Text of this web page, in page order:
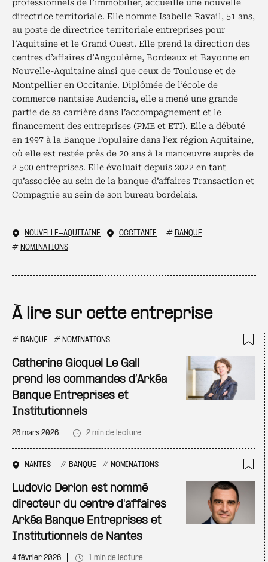
professionnels de l’immobilier, accueille une nouvelle
directrice territoriale. Elle nomme Isabelle Ravail, 51 ans,
au poste de directrice territoriale entreprises pour
l’Aquitaine et le Grand Ouest. Elle prend la direction des
centres d’affaires d’Angoulême, Bordeaux et Bayonne en
Nouvelle-Aquitaine ainsi que ceux de Toulouse et de
Montpellier en Occitanie. Diplômée de l’école de
commerce nantaise Audencia, elle a mené une grande
partie de sa carrière dans l’accompagnement et le
financement des entreprises (PME et ETI). Elle a débuté
en 1997 à la Banque Populaire dans l’ex région Aquitaine,
où elle est restée près de 20 ans à la manœuvre auprès de
2 500 entreprises. Elle évoluait depuis 2022 en tant
qu’associée au sein de la banque d’affaires Transaction et
Compagnie au sein de son bureau bordelais.
NOUVELLE-AQUITAINE OCCITANIE # BANQUE
# NOMINATIONS
À lire sur cette entreprise
# BANQUE # NOMINATIONS
Catherine Gicquel Le Gall
prend les commandes d’Arkéa
Banque Entreprises et
Institutionnels
26 mars 2026 2 min de lecture
NANTES # BANQUE # NOMINATIONS
Ludovic Derlon est nommé
directeur du centre d'affaires
Arkéa Banque Entreprises et
Institutionnels de Nantes
4 février 2026 1 min de lecture